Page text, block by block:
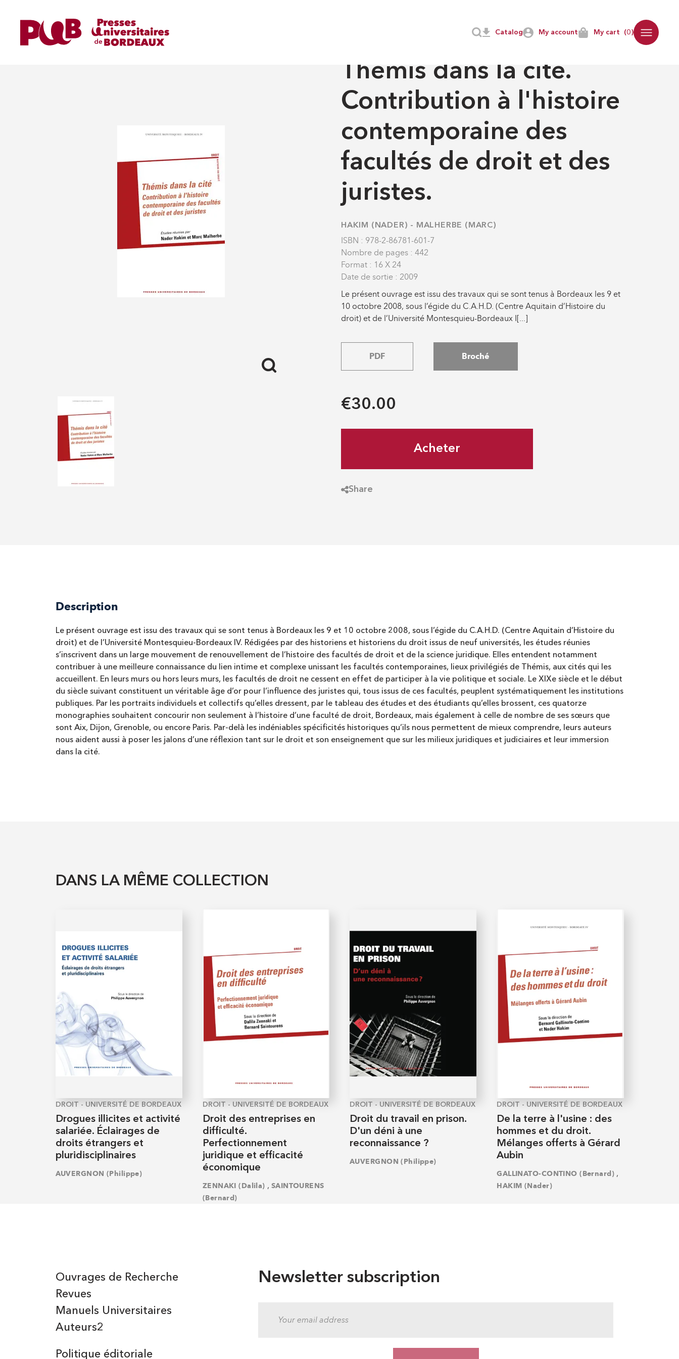
My account My cart (0)
Catalog
Thémis dans la cité. Contribution à l'histoire contemporaine des facultés de droit et des juristes.
Thémis dans la cité.
Contribution à l'histoire
contemporaine des
facultés de droit et des
juristes.
HAKIM (NADER) - MALHERBE (MARC)
ISBN : 978-2-86781-601-7
Nombre de pages : 442
Format : 16 X 24
Date de sortie : 2009
Le présent ouvrage est issu des travaux qui se sont tenus à Bordeaux les 9 et
10 octobre 2008, sous l’égide du C.A.H.D. (Centre Aquitain d’Histoire du
droit) et de l’Université Montesquieu-Bordeaux I[...]
PDF Broché
€30.00
Acheter
Share
Description
Le présent ouvrage est issu des travaux qui se sont tenus à Bordeaux les 9 et 10 octobre 2008, sous l’égide du C.A.H.D. (Centre Aquitain d’Histoire du
droit) et de l’Université Montesquieu-Bordeaux IV. Rédigées par des historiens et historiens du droit issus de neuf universités, les études réunies
s’inscrivent dans un large mouvement de renouvellement de l’histoire des facultés de droit et de la science juridique. Elles entendent notamment
contribuer à une meilleure connaissance du lien intime et complexe unissant les facultés contemporaines, lieux privilégiés de Thémis, aux cités qui les
accueillent. En leurs murs ou hors leurs murs, les facultés de droit ne cessent en effet de participer à la vie politique et sociale. Le XIXe siècle et le début
du siècle suivant constituent un véritable âge d’or pour l’influence des juristes qui, tous issus de ces facultés, peuplent systématiquement les institutions
publiques. Par les portraits individuels et collectifs qu’elles dressent, par le tableau des études et des étudiants qu’elles brossent, ces quatorze
monographies souhaitent concourir non seulement à l’histoire d’une faculté de droit, Bordeaux, mais également à celle de nombre de ses sœurs que
sont Aix, Dijon, Grenoble, ou encore Paris. Par-delà les indéniables spécificités historiques qu’ils nous permettent de mieux comprendre, leurs auteurs
nous aident aussi à poser les jalons d’une réflexion tant sur le droit et son enseignement que sur les milieux juridiques et judiciaires et leur immersion
dans la cité.
DANS LA MÊME COLLECTION
DROIT - UNIVERSITÉ DE BORDEAUX
Drogues illicites et activité
salariée. Éclairages de
droits étrangers et
pluridisciplinaires
AUVERGNON (Philippe)
DROIT - UNIVERSITÉ DE BORDEAUX
Droit des entreprises en
difficulté.
Perfectionnement
juridique et efficacité
économique
ZENNAKI (Dalila) , SAINTOURENS
(Bernard)
DROIT - UNIVERSITÉ DE BORDEAUX
Droit du travail en prison.
D'un déni à une
reconnaissance ?
AUVERGNON (Philippe)
DROIT - UNIVERSITÉ DE BORDEAUX
De la terre à l'usine : des
hommes et du droit.
Mélanges offerts à Gérard
Aubin
GALLINATO-CONTINO (Bernard) ,
HAKIM (Nader)
Newsletter subscription
Auteurs2
Manuels Universitaires
Ouvrages de Recherche
Revues
Politique éditoriale